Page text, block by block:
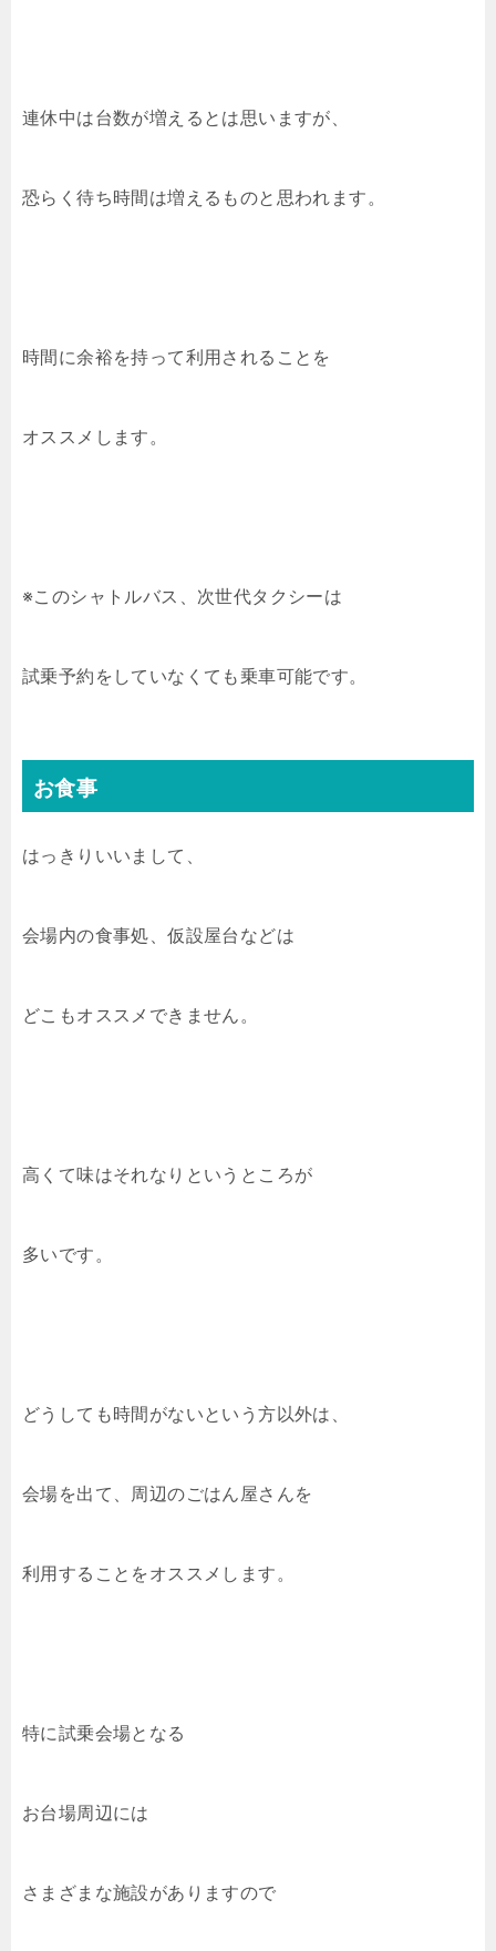
連休中は台数が増えるとは思いますが、
恐らく待ち時間は増えるものと思われます。
時間に余裕を持って利用されることを
オススメします。
※このシャトルバス、次世代タクシーは
試乗予約をしていなくても乗車可能です。
お食事
はっきりいいまして、
会場内の食事処、仮設屋台などは
どこもオススメできません。
高くて味はそれなりというところが
多いです。
どうしても時間がないという方以外は、
会場を出て、周辺のごはん屋さんを
利用することをオススメします。
特に試乗会場となる
お台場周辺には
さまざまな施設がありますので